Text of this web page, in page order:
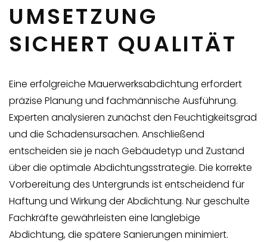
UMSETZUNG
SICHERT QUALITÄT
Eine erfolgreiche Mauerwerksabdichtung erfordert
präzise Planung und fachmännische Ausführung.
Experten analysieren zunächst den Feuchtigkeitsgrad
und die Schadensursachen. Anschließend
entscheiden sie je nach Gebäudetyp und Zustand
über die optimale Abdichtungsstrategie. Die korrekte
Vorbereitung des Untergrunds ist entscheidend für
Haftung und Wirkung der Abdichtung. Nur geschulte
Fachkräfte gewährleisten eine langlebige
Abdichtung, die spätere Sanierungen minimiert.